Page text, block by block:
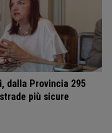
dalla Provincia 295
più sicure